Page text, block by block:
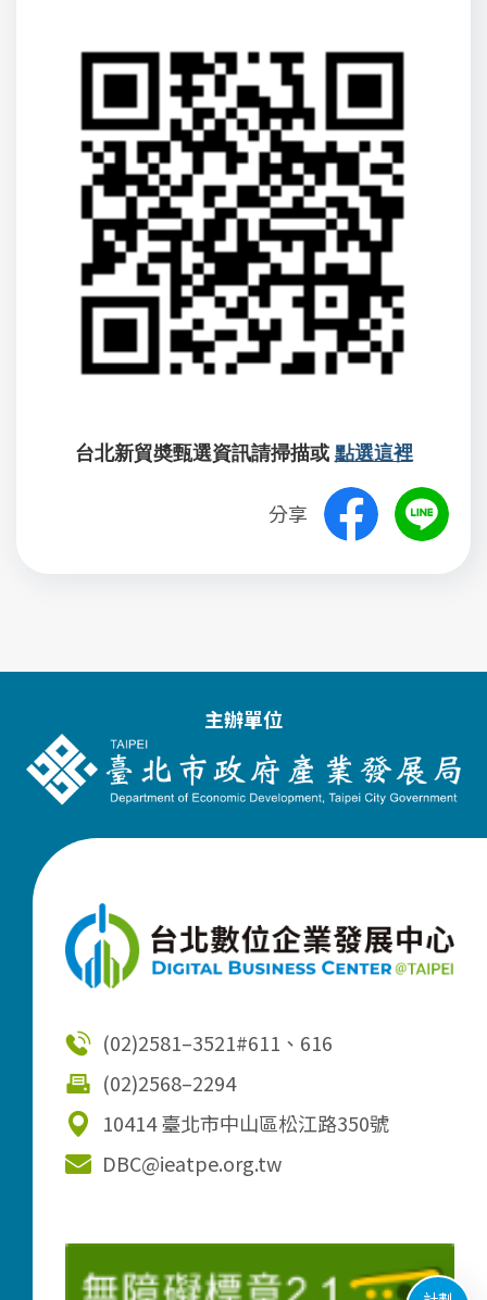
台北新貿奬甄選資訊請掃描或 點選這裡
分享
主辦單位
(02)2581–3521#611、616
(02)2568–2294
10414 臺北市中山區松江路350號
DBC@ieatpe.org.tw